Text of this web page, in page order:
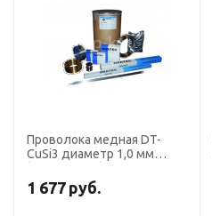
Проволока медная DT-
CuSi3 диаметр 1,0 мм
1 677 руб.